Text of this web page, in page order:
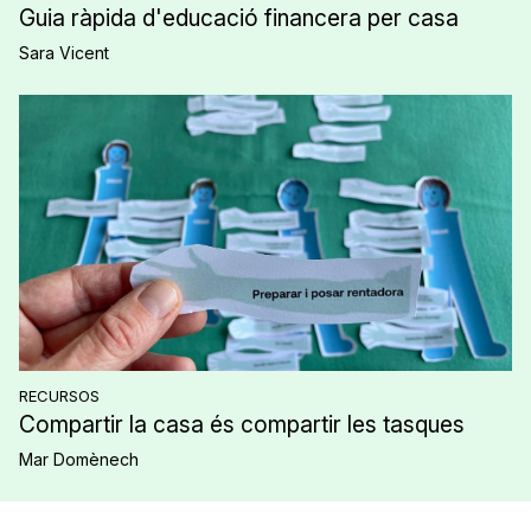
Guia ràpida d'educació financera per casa
Sara Vicent
RECURSOS
Compartir la casa és compartir les tasques
Mar Domènech